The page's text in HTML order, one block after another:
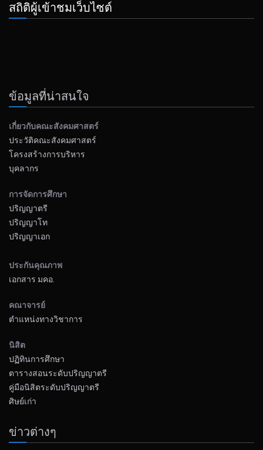
สถิติผู้เข้าชมเว็บไซต์
ข้อมูลที่น่าสนใจ
เกี่ยวกับคณะสังคมศาสตร์
ประวัติคณะสังคมศาสตร์
โครงสร้างการบริหาร
บุคลากร
การจัดการศึกษา
ปริญญาตรี
ปริญญาโท
ปริญญาเอก
ประกันคุณภาพ
เอกสาร มคอ.
คณาจารย์
ตำแหน่งทางวิชาการ
นิสิต
ปฏิทินการศึกษา
ตารางสอนระดับปริญญาตรี
คู่มือนิสิตระดับปริญญาตรี
ศิษย์เก่า
ข่าวต่างๆ